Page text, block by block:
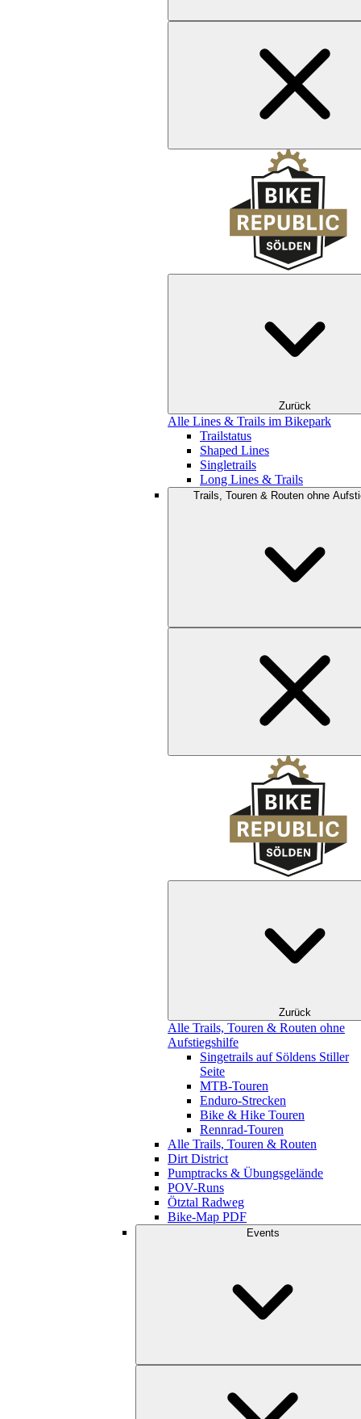
Zurück
Alle Lines & Trails im Bikepark
Trailstatus
Shaped Lines
Singletrails
Long Lines & Trails
Trails, Touren & Routen ohne
Zurück
Alle Trails, Touren & Routen ohne
Aufstiegshilfe
Singetrails auf Söldens Stiller
Seite
MTB-Touren
Enduro-Strecken
Bike & Hike Touren
Rennrad-Touren
Alle Trails, Touren & Routen
Dirt District
Pumptracks & Übungsgelände
POV-Runs
Ötztal Radweg
Bike-Map PDF
Events